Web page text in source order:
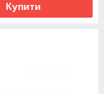
Купити